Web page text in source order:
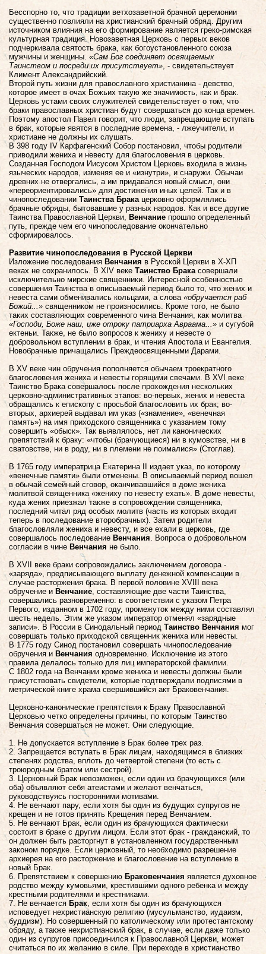
Бесспорно то, что традиции ветхозаветной брачной церемонии
существенно повлияли на христианский брачный обряд. Другим
источником влияния на его формирование является греко-римская
культурная традиция. Новозаветная Церковь с первых веков
подчеркивала святость брака, как богоустановленного союза
мужчины и женщины. «Сам Бог соединяет освящаемых
Таинством и посреди их присутствует», - свидетельствует
Климент Александрийский.
Второй путь жизни для православного христианина - девство,
которое имеет в очах Божьих такую же значимость, как и брак.
Церковь устами своих служителей свидетельствует о том, что
браки православных христиан будут совершаться до конца времен.
Поэтому апостол Павел говорит, что люди, запрещающие вступать
в брак, которые явятся в последние времена, - лжеучители, и
христиане не должны их слушать.
В 398 году IV Карфагенский Собор постановил, чтобы родители
приводили жениха и невесту для благословения в церковь.
Созданная Господом Иисусом Христом Церковь входила в жизнь
языческих народов, изменяя ее и «изнутри», и снаружи. Обычаи
древних не отвергались, а им придавался новый смысл, они
«переориентировались» для достижения иных целей. Так и в
чинопоследовании Таинства Бракацерковно оформлялись
брачные обряды, бытовавшие у разных народов. Как и все другие
Таинства Православной Церкви, Венчаниепрошло определенный
путь, прежде чем его чинопоследование окончательно
сформировалось.
Развитие чинопоследования в Русской Церкви
Изложение последования Венчания в Русской Церкви в Х-ХП
веках не сохранилось. В XIV веке Таинство Бракасовершали
исключительно мирские священники. Интересной особенностью
совершения Таинства в описываемый период было то, что жених и
невеста сами обменивались кольцами, а слова «обручается раб
Божий...»священником не произносились. Кроме того, не было
таких составляющих современного чина Венчания, как молитва
«Господи, Боже наш, иже отроку патриарха Авраама...»и сугубой
ектеньи. Также, не было вопросов к жениху и невесте о
добровольном вступлении в брак, и чтения Апостола и Евангелия.
Новобрачные причащались Преждеосвященными Дарами.
В XV веке чин обручения пополняется обычаем троекратного
благословения жениха и невесты горящими свечами. В XVI веке
Таинство Брака совершалось после прохождения нескольких
церковно-административных этапов: во-первых, жених и невеста
обращались к епископу с просьбой благословить их брак; во-
вторых, архиерей выдавал им указ («знамение», «венечная
память») на имя приходского священника с указанием тому
совершить «обыск». Так выявлялось, нет ли канонических
препятствий к браку: «чтобы (брачующиеся) ни в кумовстве, ни в
сватовстве, ни в роду, ни в племени не поималися» (Стоглав).
В 1765 году императрица Екатерина II издает указ, по которому
«венечные памяти» были отменены. В описываемый период вошел
в обычай семейный сговор, оканчивавшийся в доме жениха
молитвой священника «жениху по невесту ехать». В доме невесты,
куда жених приезжал также в сопровождении священника,
последний читал ряд особых молитв (часть из которых входит
теперь в последование второбрачных). Затем родители
благословляли жениха и невесту, и все ехали в церковь, где
совершалось последование Венчания. Вопроса о добровольном
согласии в чине Венчания не было.
В XVII веке браки сопровождались заключением договора -
«заряда», предписывающего выплату денежной компенсации в
случае расторжения брака. В первой половине XVIII века
обручение и Венчание, составляющие две части Таинства,
совершались разновременно: в соответствии с указом Петра
Первого, изданном в 1702 году, промежуток между ними составлял
шесть недель. Этим же указом император отменял «зарядные
записи». В России в Синодальный период Таинство Венчания мог
совершать только приходской священник жениха или невесты.
В 1775 году Синод постановил совершать чинопоследование
обручения и Венчания одновременно. Исключение из этого
правила делалось только для лиц императорской фамилии.
С 1802 года на Венчании кроме жениха и невесты должны были
присутствовать свидетели, которые подтверждали подписями в
метрической книге храма свершившийся акт Браковенчания.
Церковно-канонические препятствия к Браку Православной
Церковью четко определены причины, по которым Таинство
Венчания совершаться не может. Они следующие.
1. Не допускается вступление в Брак более трех раз.
2. Запрещается вступать в Брак лицам, находящимся в близких
степенях родства, вплоть до четвертой степени (то есть с
троюродным братом или сестрой).
3. Церковный Брак невозможен, если один из брачующихся (или
оба) объявляют себя атеистами и желают венчаться,
руководствуясь посторонними мотивами.
4. Не венчают пару, если хотя бы один из будущих супругов не
крещен и не готов принять Крещения перед Венчанием.
5. Не венчают Брак, если один из брачующихся фактически
состоит в браке с другим лицом. Если этот брак - гражданский, то
он должен быть расторгнут в установленном государственным
законом порядке. Если церковный, то необходимо разрешение
архиерея на его расторжение и благословение на вступление в
новый Брак.
6. Препятствием к совершению Браковенчания является духовное
родство между кумовьями, крестившими одного ребенка и между
крестными родителями и крестниками.
7. Не венчается Брак, если хотя бы один из брачующихся
исповедует нехристианскую религию (мусульманство, иудаизм,
буддизм). Но совершенный по католическому или протестантскому
обряду, а также нехристианский брак, в случае, если даже только
один из супругов присоединился к Православной Церкви, может
считаться по их желанию в силе. При переходе в христианство